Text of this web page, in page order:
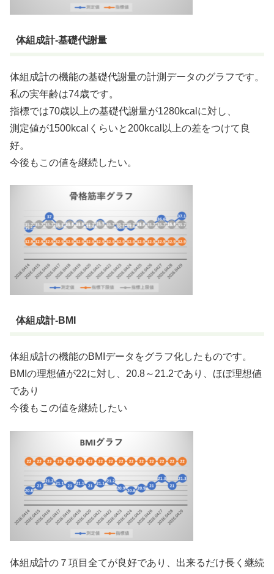
体組成計-基礎代謝量
体組成計の機能の基礎代謝量の計測データのグラフです。
私の実年齢は74歳です。
指標では70歳以上の基礎代謝量が1280kcalに対し、
測定値が1500kcalくらいと200kcal以上の差をつけて良
好。
今後もこの値を継続したい。
体組成計-BMI
体組成計の機能のBMIデータをグラフ化したものです。
BMIの理想値が22に対し、20.8～21.2であり、ほぼ理想値
であり
今後もこの値を継続したい
体組成計の７項目全てが良好であり、出来るだけ長く継続